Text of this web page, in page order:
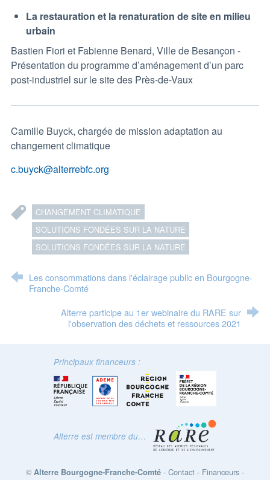
La restauration et la renaturation de site en milieu
urbain
Bastien Fiori et Fabienne Benard, Ville de Besançon -
Présentation du programme d’aménagement d’un parc
post-industriel sur le site des Près-de-Vaux
Camille Buyck, chargée de mission adaptation au
changement climatique
c.buyck@alterrebfc.org
CHANGEMENT CLIMATIQUE
SOLUTIONS FONDÉES SUR LA NATURE
SOLUTIONS FONDÉES SUR LA NATURE
Les consommations dans l'éclairage public en Bourgogne-
Franche-Comté
Alterre participe au 1er webinaire du RARE sur
l'observation des déchets et ressources 2021
Principaux financeurs :
Alterre est membre du…
© Alterre Bourgogne-Franche-Comté - Contact - Financeurs -